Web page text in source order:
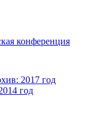
конференция
2017 год
год